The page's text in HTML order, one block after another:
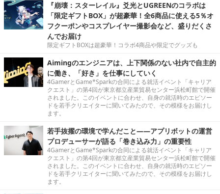
『崩壊：スターレイル』爻光とUGREENのコラボは
「限定ギフトBOX」が超豪華！全6商品に使える5％オ
フクーポンやコスプレイヤー撮影会など、盛りだくさ
んでお届け
限定ギフトBOXは超豪華！コラボ4商品や限定でグッズも
Aimingのエンジニアは、上下関係のない社内で自主的
に働き、「好き」を仕事にしていく
4GamerとGame*Sparkの合同による就活イベント「キャリア
クエスト」の第4回が東京都立産業貿易センター浜松町館で開催
されました。このイベントに合わせ、自身の就活時のエピソー
ドを若手クリエイターに聞いてみたので、その模様をお届けし
ます。
若手抜擢の環境で学んだこと――アプリボットの運営
プロデューサーが語る「巻き込み力」の重要性
4GamerとGame*Sparkの合同による就活イベント「キャリア
クエスト」の第4回が東京都立産業貿易センター浜松町館で開催
されました。このイベントに合わせ、自身の就活時のエピソー
ドを若手クリエイターに聞いてみたので、その模様をお届けし
ます。